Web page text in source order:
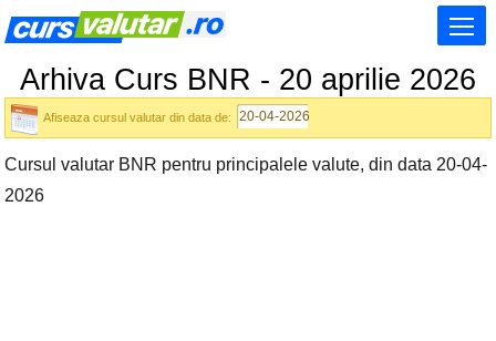
Arhiva Curs BNR - 20 aprilie 2026
Afiseaza cursul valutar din data de:
Cursul valutar BNR pentru principalele valute, din data 20-04-
2026